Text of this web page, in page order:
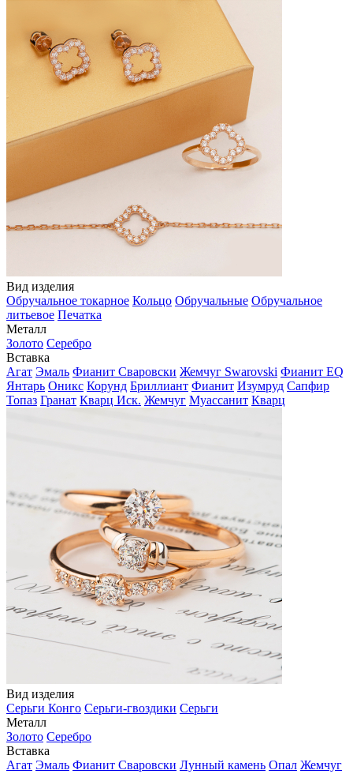
Вид изделия
Обручальное токарное Кольцо Обручальные Обручальное
литьевое Печатка
Металл
Золото Серебро
Вставка
Агат Эмаль Фианит Сваровски Жемчуг Swarovski Фианит EQ
Янтарь Оникс Корунд Бриллиант Фианит Изумруд Сапфир
Топаз Гранат Кварц Иск. Жемчуг Муассанит Кварц
Вид изделия
Серьги Конго Серьги-гвоздики Серьги
Металл
Золото Серебро
Вставка
Агат Эмаль Фианит Сваровски Лунный камень Опал Жемчуг